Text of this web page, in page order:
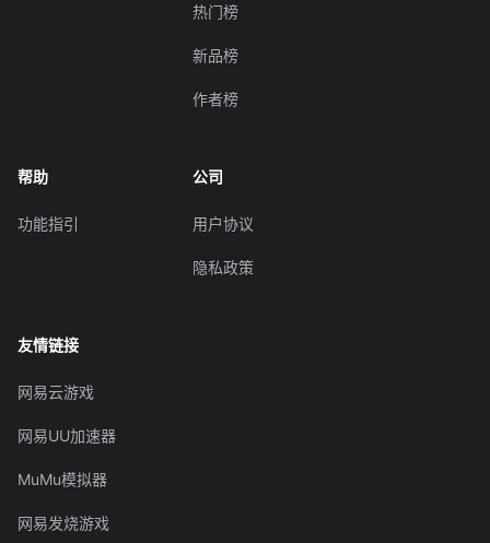
热门榜
新品榜
作者榜
帮助
功能指引
公司
用户协议
隐私政策
友情链接
网易云游戏
网易UU加速器
MuMu模拟器
网易发烧游戏